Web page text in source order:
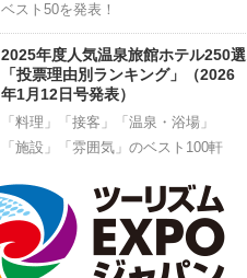
ベスト50を発表！
2025年度人気温泉旅館ホテル250選
「投票理由別ランキング」（2026
年1月12日号発表）
「料理」「接客」「温泉・浴場」
「施設」「雰囲気」のベスト100軒